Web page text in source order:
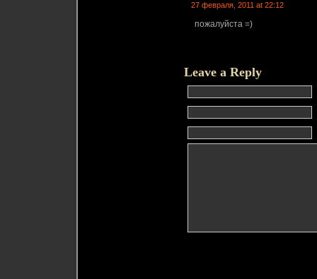
27 февраля, 2011 at 22:12
пожалуйста =)
Leave a Reply